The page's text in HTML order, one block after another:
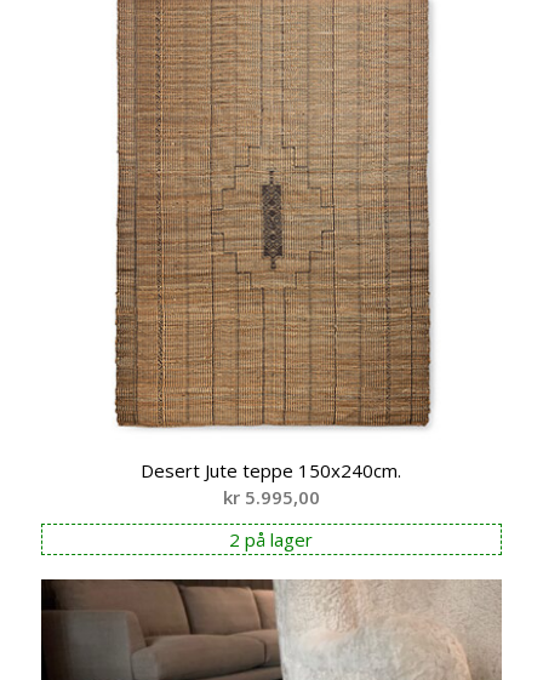
Desert Jute teppe 150x240cm.
kr5.995,00
2 på lager